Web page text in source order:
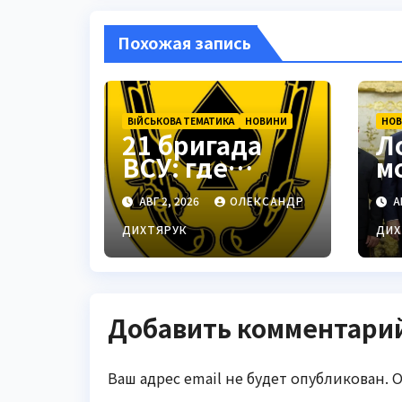
Похожая запись
ВІЙСЬКОВА ТЕМАТИКА НОВИНИ
21 бригада
ВСУ: где
находится —
Подольск как
стратегически
й центр
АВГ 2, 2026
ОЛЕКСАНДР
ДИХТЯРУК
м
Добавить
Ваш адрес email не будет опубликован.